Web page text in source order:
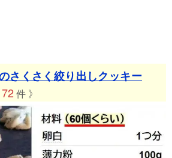
さくさく絞り出しクッキー
72 件 》